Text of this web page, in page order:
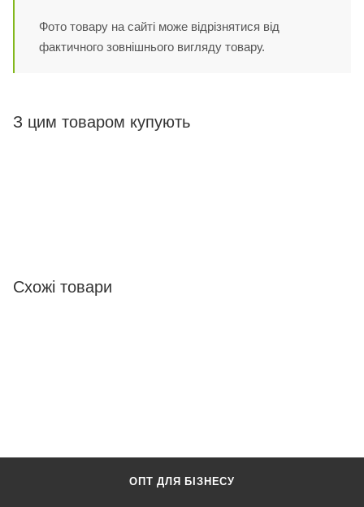
Фото товару на сайті може відрізнятися від
фактичного зовнішнього вигляду товару.
З цим товаром купують
Схожі товари
ОПТ ДЛЯ БІЗНЕСУ